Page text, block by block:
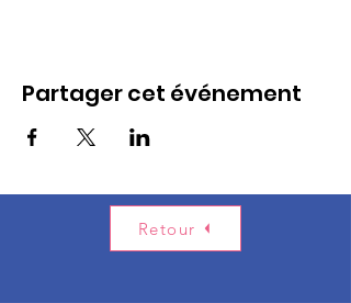
Partager cet événement
Retour